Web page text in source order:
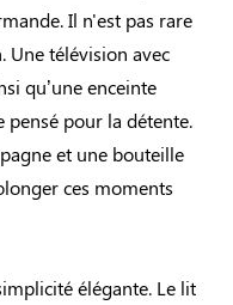
Il n'est pas rare
Une télévision avec
qu’une enceinte
pensé pour la détente.
et une bouteille
ces moments
élégante. Le lit